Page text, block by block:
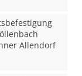
Allendorf